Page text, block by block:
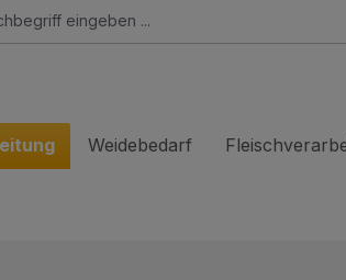
Weidebedarf